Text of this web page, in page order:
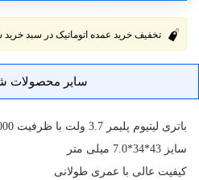
تخفیف خرید عمده اتوماتیک در سبد
سایر محصولات
باتری لیتیوم پلیمر 3.7 ولت با ظرفیت 1000 میلی آمپر
سایز 43*34*7.0 میلی متر
کیفیت عالی با عمری طولانی